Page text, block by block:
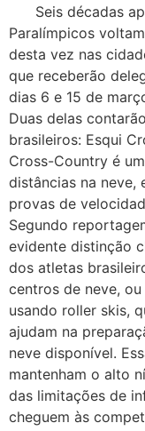
Seis décadas
Paralímpicos
desta vez nas
que receberão
dias 6 e 15 de
Duas delas
brasileiros: Esqui
Cross-Country é
distâncias na neve,
provas de
Segundo
evidente distinção
dos atletas
centros de neve,
usando roller skis,
ajudam na
neve disponível.
mantenham o alto
das limitações de
cheguem às